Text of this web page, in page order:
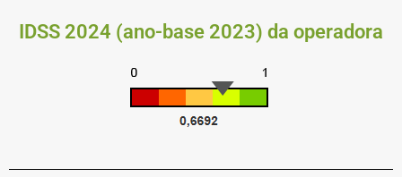
IDSS 2024 (ano-base 2023) da operadora